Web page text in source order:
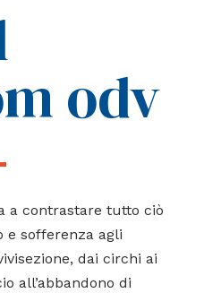
odv
a contrastare tutto ciò
sofferenza agli
dai circhi ai
all’abbandono di